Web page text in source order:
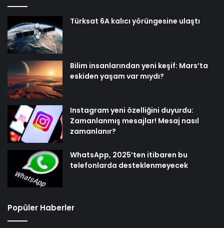
Türksat 6A kalıcı yörüngesine ulaştı
Bilim insanlarından yeni keşif: Mars’ta
eskiden yaşam var mıydı?
Instagram yeni özelliğini duyurdu:
Zamanlanmış mesajlar! Mesaj nasıl
zamanlanır?
WhatsApp, 2025’ten itibaren bu
telefonlarda desteklenmeyecek
Popüler Haberler